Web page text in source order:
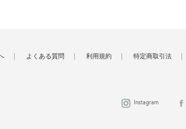
よくある質問 利用規約 特定商取引法
Instagram